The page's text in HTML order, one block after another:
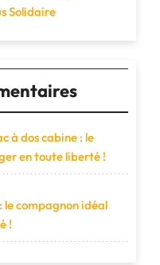
Solidaire
à dos cabine : le
en toute liberté !
le compagnon idéal
!